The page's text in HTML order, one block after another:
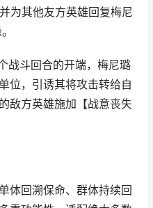
为其他友方英雄回复梅尼
斗回合的开端，梅尼璐
位，引诱其将攻击转给自
敌方英雄施加【战意丧失
回溯保命、群体持续回